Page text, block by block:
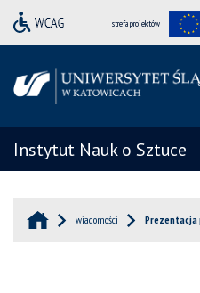
strefa projektów
Instytut Nauk o Sztuce
wiadomości Prezentacja